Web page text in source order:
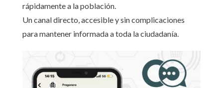
rápidamente a la población.
Un canal directo, accesible y sin complicaciones
para mantener informada a toda la ciudadanía.